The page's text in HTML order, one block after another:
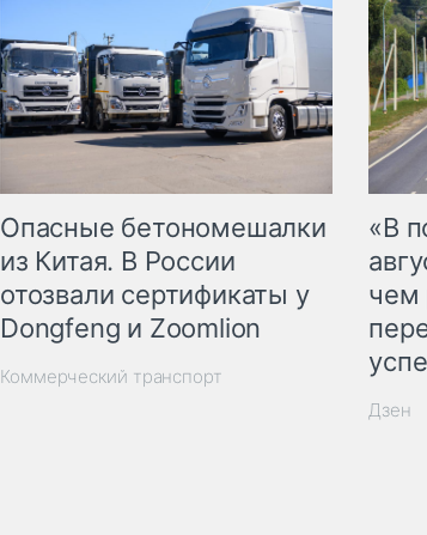
Опасные бетономешалки
из Китая. В России
отозвали сертификаты у
Dongfeng и Zoomlion
Коммерческий транспорт
«В
чем
Дзен